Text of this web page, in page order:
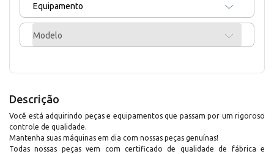
Equipamento
Modelo
Descrição
Você está adquirindo peças e equipamentos que passam por um rigoroso
controle de qualidade.
Mantenha suas máquinas em dia com nossas peças genuínas!
Todas nossas peças vem com certificado de qualidade de fábrica e